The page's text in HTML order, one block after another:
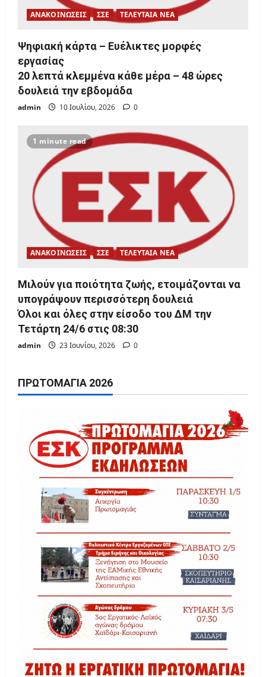
ΑΝΑΚΟΙΝΩΣΕΙΣ ΣΣΕ ΤΕΛΕΥΤΑΙΑ ΝΕΑ
Ψηφιακή κάρτα – Ευέλικτες μορφές
εργασίας
20 λεπτά κλεμμένα κάθε μέρα – 48 ώρες
δουλειά την εβδομάδα
admin 10 Ιουλίου, 2026 0
1 minute read
ΑΝΑΚΟΙΝΩΣΕΙΣ ΣΣΕ ΤΕΛΕΥΤΑΙΑ ΝΕΑ
Μιλούν για ποιότητα ζωής, ετοιμάζονται να
υπογράψουν περισσότερη δουλειά
Όλοι και όλες στην είσοδο του ΔΜ την
Τετάρτη 24/6 στις 08:30
admin 23 Ιουνίου, 2026 0
ΠΡΩΤΟΜΑΓΙΆ 2026